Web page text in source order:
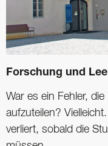
Forschung und
War es ein Fehler,
aufzuteilen?
verliert, sobald die